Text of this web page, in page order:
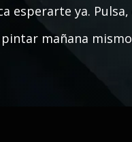
esperarte ya.
mañana